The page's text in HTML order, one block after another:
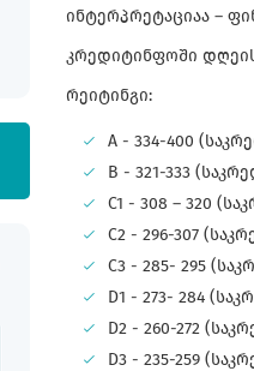
ინტერპრეტაციაა –
კრედიტინფოში
რეიტინგი:
A - 334-400
B - 321-333
C1 - 308 – 320
C2 - 296-307
C3 - 285- 295
D1 - 273- 284
D2 - 260-272
D3 - 235-259